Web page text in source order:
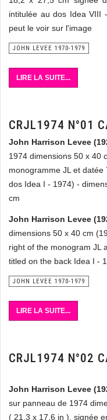
intitulée au dos Idea VIII
peut le voir sur l'image
JOHN LEVEE 1970-1979
LIRE LA SUITE...
CRJL1974 N°01
John Harrison Levee
1974 dimensions 50 x 40
monogramme JL et
dos Idea I - 1974) -
cm
John Harrison Levee
dimensions 50 x 40 cm
right of the monogram JL
titled on the back Idea I -
JOHN LEVEE 1970-1979
LIRE LA SUITE...
CRJL1974 N°02
John Harrison Levee
sur panneau de 1974
( 21,3 x 17,6 in ), signée